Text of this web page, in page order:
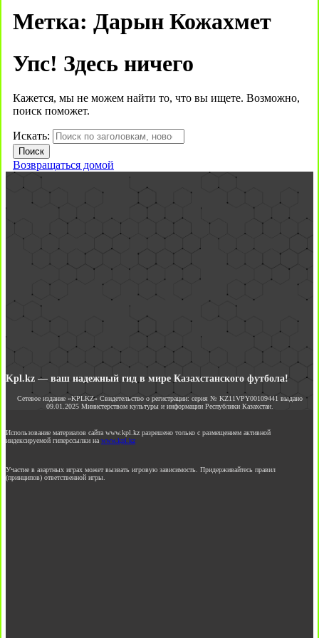
Метка: Дарын Кожахмет
Упс! Здесь ничего
Кажется, мы не можем найти то, что вы ищете. Возможно,
поиск поможет.
Искать:
Возвращаться домой
Kpl.kz — ваш надежный гид в мире Казахстанского футбола!
Сетевое издание «KPLKZ» Свидетельство о регистрации: серия № KZ11VPY00109441 выдано
09.01.2025 Министерством культуры и информации Республики Казахстан.
Использование материалов сайта www.kpl.kz разрешено только с размещением активной
индексируемой гиперссылки на www.kpl.kz
Участие в азартных играх может вызвать игровую зависимость. Придерживайтесь правил
(принципов) ответственной игры.